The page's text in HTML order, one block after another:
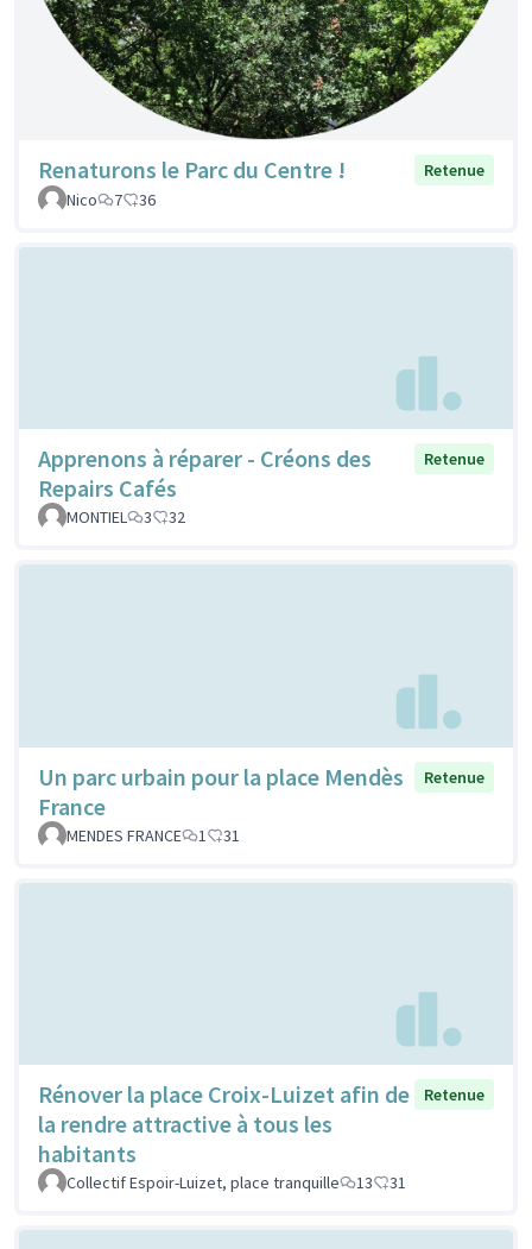
Renaturons le Parc du Centre !
Retenue
Nico
7 36
Apprenons à réparer - Créons des
Repairs Cafés
Retenue
MONTIEL 3 32
Un parc urbain pour la place Mendès
France
Retenue
MENDES FRANCE 1 31
Rénover la place Croix-Luizet afin de
la rendre attractive à tous les
habitants
Retenue
Collectif Espoir-Luizet, place tranquille 13 31